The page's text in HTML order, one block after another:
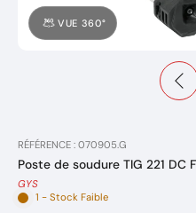
VUE 360°
RÉFÉRENCE : 070905.G
Poste de soudure TIG 221 DC
GYS
1 - Stock Faible